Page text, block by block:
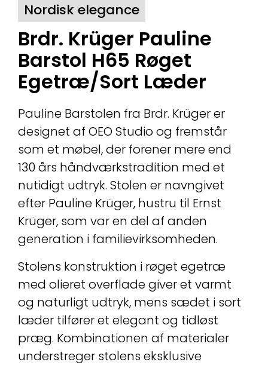
Nordisk elegance
Brdr. Krüger Pauline
Barstol H65 Røget
Egetræ/Sort Læder
Pauline Barstolen fra Brdr. Krüger er
designet af OEO Studio og fremstår
som et møbel, der forener mere end
130 års håndværkstradition med et
nutidigt udtryk. Stolen er navngivet
efter Pauline Krüger, hustru til Ernst
Krüger, som var en del af anden
generation i familievirksomheden.
Stolens konstruktion i røget egetræ
med olieret overflade giver et varmt
og naturligt udtryk, mens sædet i sort
læder tilfører et elegant og tidløst
præg. Kombinationen af materialer
understreger stolens eksklusive